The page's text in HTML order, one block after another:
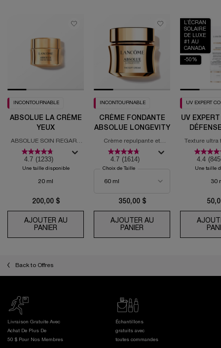
INCONTOURNABLE
ABSOLUE LA CRÈME
YEUX
ABSOLUE SOIN REGARD
REVITALISANT
4.7 (1233)
Une taille disponible
20 ml
200,00 $
AJOUTER AU
PANIER ABSOLUE LA CRÈME YEUX
INCONTOURNABLE
CRÈME FONDANTE
ABSOLUE LONGEVITY
Crème repulpante et
régénérante PDRN
4.7 (1614)
Choix de Taille
350,00 $
AJOUTER AU
PANIER CRÈME FONDANTE
L’ÉCRAN
SOLAIRE
DE LUXE
#1 AU
CANADA
-50%
UV EXPERT
UV
Texture ultra
solaire
4.4
Une taille
30
Back to Offres
Livraison Gratuite Avec
Achat De Plus De
50 $ Pour Nos Membres
Échantillons
gratuits avec
toutes commandes